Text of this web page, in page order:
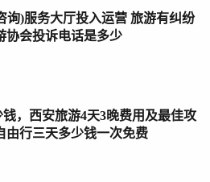
询)服务大厅投入运营 旅游有纠纷
协会投诉电话是多少
，西安旅游4天3晚费用及最佳攻
由行三天多少钱一次免费